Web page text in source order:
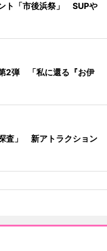
ト「市後浜祭」 SUPや
2弾 「私に還る『お伊
査」 新アトラクション